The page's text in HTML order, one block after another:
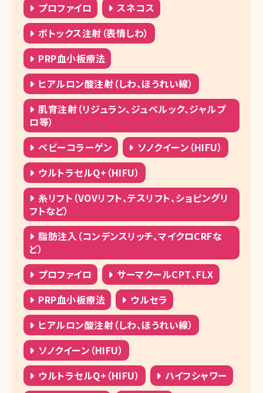
プロファイロ
スネコス
ボトックス注射（表情しわ）
PRP血小板療法
ヒアルロン酸注射（しわ、ほうれい線）
肌育注射（リジュラン、ジュベルック、ジャルプ
ロ等）
ベビーコラーゲン
ソノクイーン（HIFU）
ウルトラセルQ+（HIFU）
糸リフト（VOVリフト、テスリフト、ショピングリ
フトなど）
脂肪注入（コンデンスリッチ、マイクロCRFな
ど）
プロファイロ
サーマクールCPT、FLX
PRP血小板療法
ウルセラ
ヒアルロン酸注射（しわ、ほうれい線）
ソノクイーン（HIFU）
ウルトラセルQ+（HIFU）
ハイフシャワー